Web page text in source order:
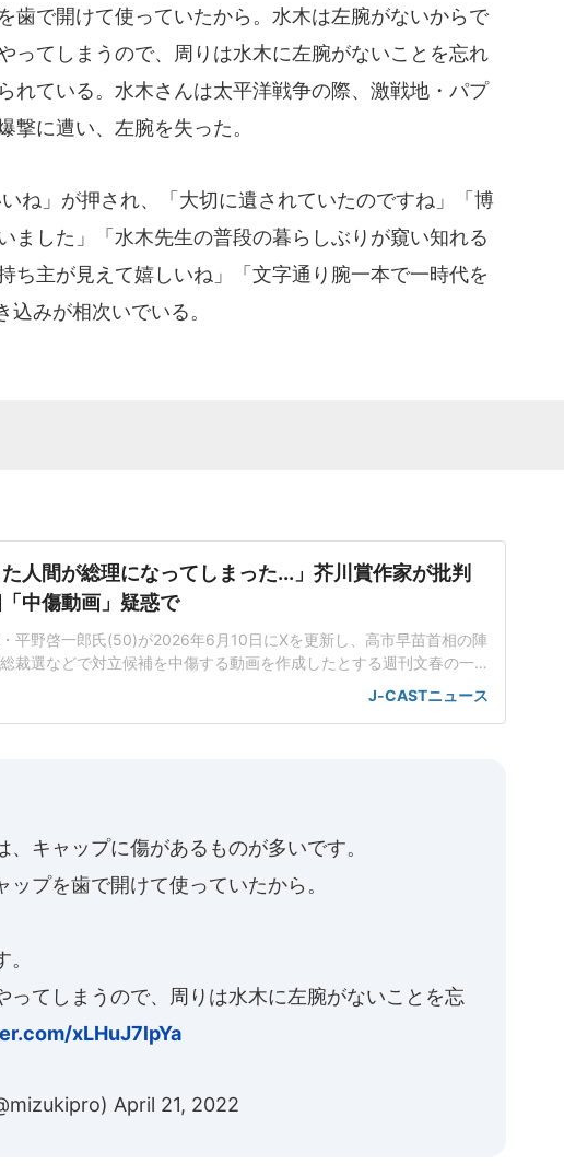
歯で開けて使っていたから。水木は左腕がないからで
ってしまうので、周りは水木に左腕がないことを忘れ
れている。水木さんは太平洋戦争の際、激戦地・パプ
撃に遭い、左腕を失った。
ね」が押され、「大切に遺されていたのですね」「博
ました」「水木先生の普段の暮らしぶりが窺い知れる
ち主が見えて嬉しいね」「文字通り腕一本で一時代を
みが相次いでいる。
た人間が総理になってしまった...」芥川賞作家が批判
中傷動画」疑惑で
平野啓一郎氏(50)が2026年6月10日にXを更新し、高市早苗首相の陣
裁選などで対立候補を中傷する動画を作成したとする週刊文春の一
巡り、自身の見解を示した。この投稿がSNS上で大きな注目を集めて
氏「元の世界に戻るべき」週刊文春は4月29日付の記事で、25年秋の
J-CASTニュース
キャップに傷があるものが多いです。
プを歯で開けて使っていたから。
。
ってしまうので、周りは水木に左腕がないことを忘
xLHuJ7lpYa
April 21, 2022